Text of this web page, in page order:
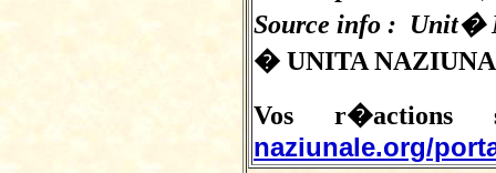
Source info : Unit�
� UNITA
Vos
naziunale.org/